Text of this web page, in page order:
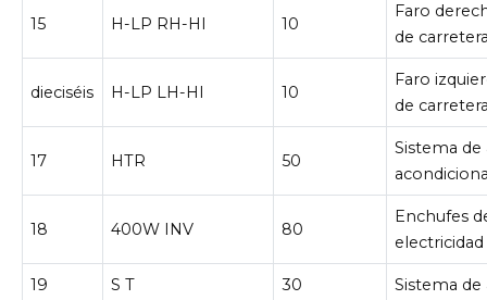
15 H-LP RH-HI 10
Faro
de
dieciséis H-LP LH-HI 10
Faro
de
17 HTR 50
Sistema de
18 400W INV 80
Enchufes
electricidad
19 S T 30 Sistema de